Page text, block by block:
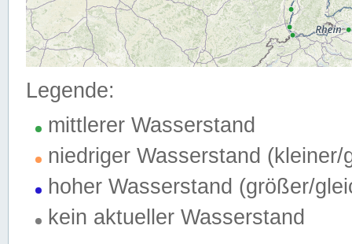
Legende:
mittlerer Wasserstand
niedriger Wasserstand (kleiner/
hoher Wasserstand (größer/
kein aktueller Wasserstand